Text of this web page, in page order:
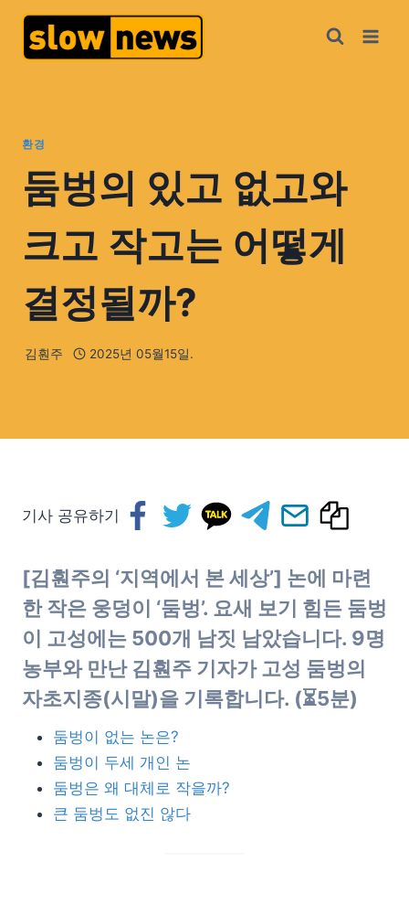
환경
둠벙의 있고 없고와
크고 작고는 어떻게
결정될까?
김훤주 2025년 05월15일.
기사 공유하기
[김훤주의 ‘지역에서 본 세상’] 논에 마련
한 작은 웅덩이 ‘둠벙’. 요새 보기 힘든 둠벙
이 고성에는 500개 남짓 남았습니다. 9명
농부와 만난 김훤주 기자가 고성 둠벙의
자초지종(시말)을 기록합니다. (⏳5분)
둠벙이 없는 논은?
둠벙이 두세 개인 논
둠벙은 왜 대체로 작을까?
큰 둠벙도 없진 않다